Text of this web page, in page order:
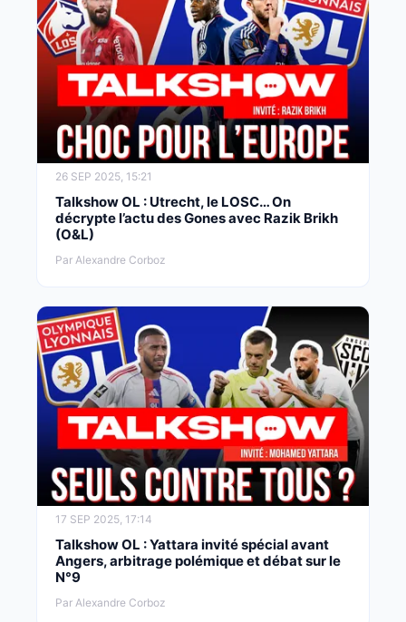
26 SEP 2025, 15:21
Talkshow OL : Utrecht, le LOSC… On
décrypte l’actu des Gones avec Razik Brikh
(O&L)
Par Alexandre Corboz
17 SEP 2025, 17:14
Talkshow OL : Yattara invité spécial avant
Angers, arbitrage polémique et débat sur le
N°9
Par Alexandre Corboz